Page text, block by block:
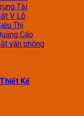
Tải
V Lỗ
Thị
Cáo
văn phòng
Kế